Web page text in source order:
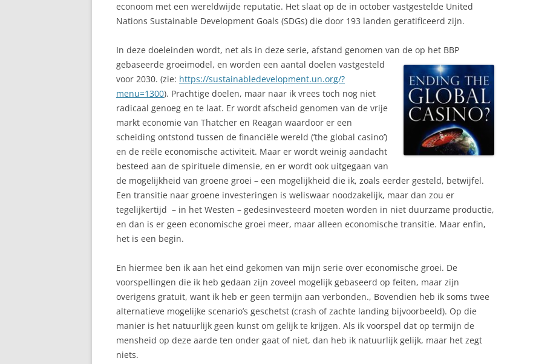
econoom met een wereldwijde reputatie. Het slaat op de in october vastgestelde United
Nations Sustainable Development Goals (SDGs) die door 193 landen geratificeerd zijn.
In deze doeleinden wordt, net als in deze serie, afstand genomen van de op het BBP
gebaseerde groeimodel, en worden een aantal doelen vastgesteld
voor 2030. (zie: https://sustainabledevelopment.un.org/?
menu=1300). Prachtige doelen, maar naar ik vrees toch nog niet
radicaal genoeg en te laat. Er wordt afscheid genomen van de vrije
markt economie van Thatcher en Reagan waardoor er een
scheiding ontstond tussen de financiële wereld (’the global casino’)
en de reële economische activiteit. Maar er wordt weinig aandacht
besteed aan de spirituele dimensie, en er wordt ook uitgegaan van
de mogelijkheid van groene groei – een mogelijkheid die ik, zoals eerder gesteld, betwijfel.
Een transitie naar groene investeringen is weliswaar noodzakelijk, maar dan zou er
tegelijkertijd – in het Westen – gedesinvesteerd moeten worden in niet duurzame productie,
en dan is er geen economische groei meer, maar alleen economische transitie. Maar enfin,
het is een begin.
En hiermee ben ik aan het eind gekomen van mijn serie over economische groei. De
voorspellingen die ik heb gedaan zijn zoveel mogelijk gebaseerd op feiten, maar zijn
overigens gratuit, want ik heb er geen termijn aan verbonden., Bovendien heb ik soms twee
alternatieve mogelijke scenario’s geschetst (crash of zachte landing bijvoorbeeld). Op die
manier is het natuurlijk geen kunst om gelijk te krijgen. Als ik voorspel dat op termijn de
mensheid op deze aarde ten onder gaat of niet, dan heb ik natuurlijk gelijk, maar het zegt
niets.